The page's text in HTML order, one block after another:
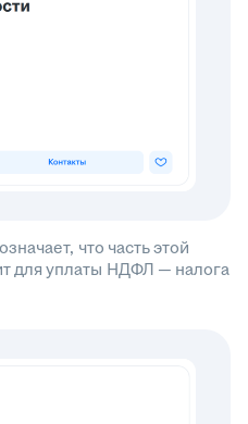
что часть этой
для уплаты НДФЛ — налога